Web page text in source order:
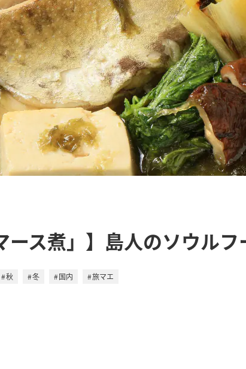
ース煮」】島人のソウルフ
秋 冬 国内
旅マエ